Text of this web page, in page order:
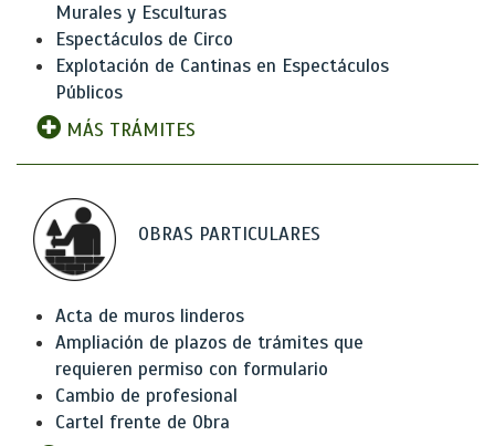
Murales y Esculturas
Espectáculos de Circo
Explotación de Cantinas en Espectáculos
Públicos
MÁS TRÁMITES
OBRAS PARTICULARES
Acta de muros linderos
Ampliación de plazos de trámites que
requieren permiso con formulario
Cambio de profesional
Cartel frente de Obra